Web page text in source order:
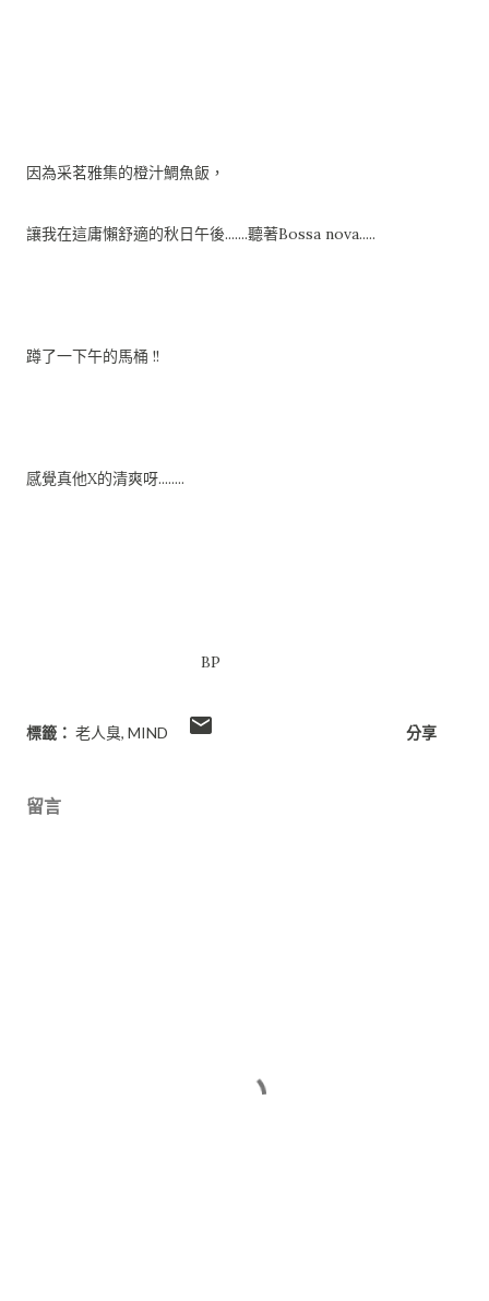
因為采茗雅集的橙汁鯛魚飯，
讓我在這庸懶舒適的秋日午後.......聽著Bossa nova.....
蹲了一下午的馬桶 !!
感覺真他X的清爽呀........
BP
標籤： 老人臭 MIND 分享
留言